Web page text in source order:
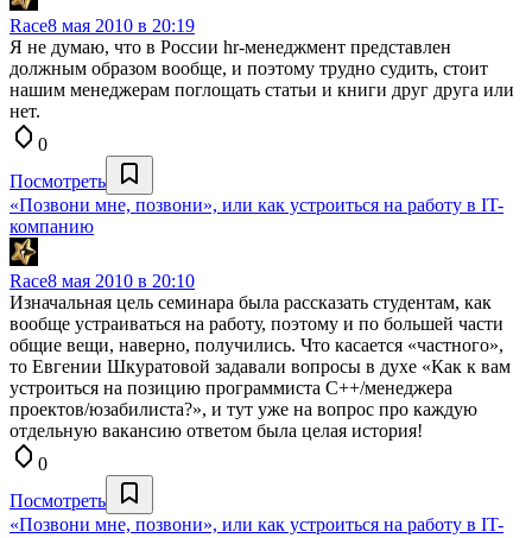
Race8 мая 2010 в 20:19
Я не думаю, что в России hr-менеджмент представлен
должным образом вообще, и поэтому трудно судить, стоит
нашим менеджерам поглощать статьи и книги друг друга или
нет.
0
Посмотреть
«Позвони мне, позвони», или как устроиться на работу в IT-
компанию
Race8 мая 2010 в 20:10
Изначальная цель семинара была рассказать студентам, как
вообще устраиваться на работу, поэтому и по большей части
общие вещи, наверно, получились. Что касается «частного»,
то Евгении Шкуратовой задавали вопросы в духе «Как к вам
устроиться на позицию программиста C++/менеджера
проектов/юзабилиста?», и тут уже на вопрос про каждую
отдельную вакансию ответом была целая история!
0
Посмотреть
«Позвони мне, позвони», или как устроиться на работу в IT-